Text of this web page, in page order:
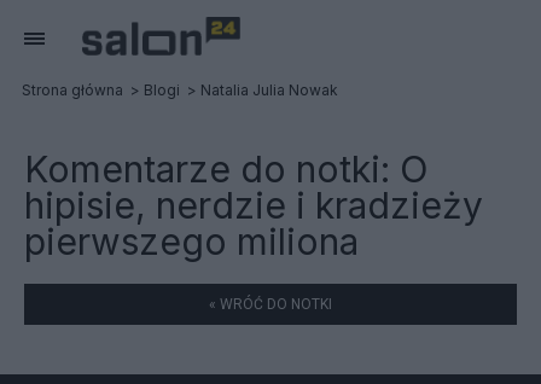
Strona główna Blogi Natalia Julia Nowak
Komentarze do notki: O
hipisie, nerdzie i kradzieży
pierwszego miliona
« WRÓĆ DO NOTKI